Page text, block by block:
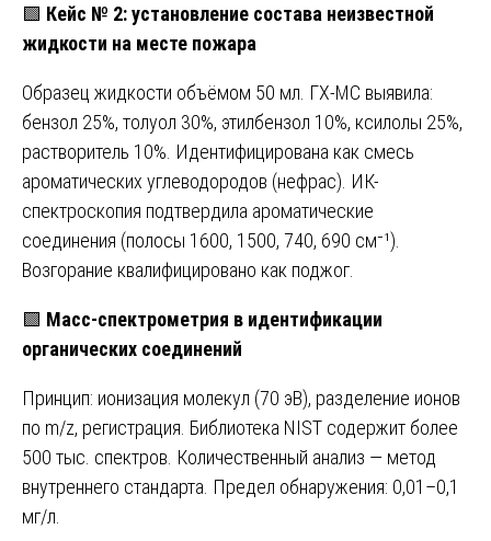
🟩 Кейс № 2: установление состава неизвестной
жидкости на месте пожара
Образец жидкости объёмом 50 мл. ГХ-МС выявила:
бензол 25%, толуол 30%, этилбензол 10%, ксилолы 25%,
растворитель 10%. Идентифицирована как смесь
ароматических углеводородов (нефрас). ИК-
спектроскопия подтвердила ароматические
соединения (полосы 1600, 1500, 740, 690 см⁻¹).
Возгорание квалифицировано как поджог.
🟩 Масс-спектрометрия в идентификации
органических соединений
Принцип: ионизация молекул (70 эВ), разделение ионов
по m/z, регистрация. Библиотека NIST содержит более
500 тыс. спектров. Количественный анализ — метод
внутреннего стандарта. Предел обнаружения: 0,01–0,1
мг/л.